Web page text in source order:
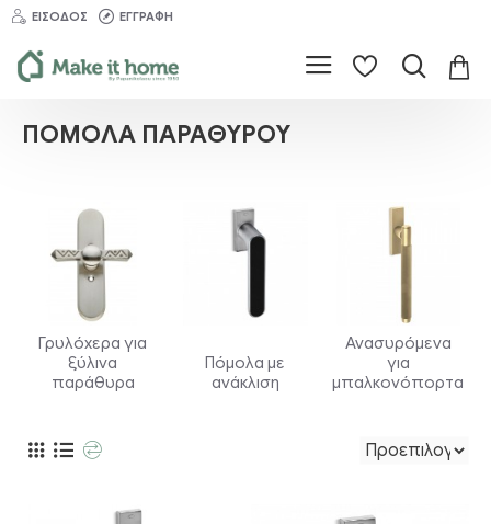
ΕΊΣΟΔΟΣ ΕΓΓΡΑΦΉ
ΠΌΜΟΛΑ ΠΑΡΆΘΥΡΟΥ
Γρυλόχερα για
ξύλινα
παράθυρα
Πόμολα με
ανάκλιση
Ανασυρόμενα
για
μπαλκονόπορτα